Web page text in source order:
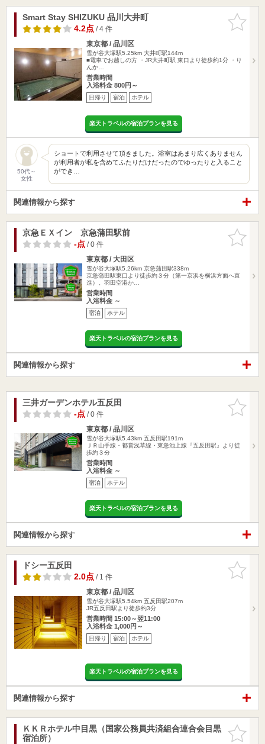
お気に入
りに追加
Smart Stay SHIZUKU 品川大井町
4.2点/ 4 件
東京都 / 品川区
雪が谷大塚駅5.25km 大井町駅144m
■電車でお越しの方 ・JR大井町駅 東口より徒歩約1分 ・り
んか…
営業時間
入浴料金 800円～
日帰り 宿泊 ホテル
楽天トラベルの宿泊プランを見る
50代～
女性
ショートで利用させて頂きました。浴室はあまり広くありません
が利用者が私を含めてふたりだけだったのでゆったりと入ること
ができ…
関連情報から探す
お気に入
りに追加
京急ＥＸイン 京急蒲田駅前
-点/ 0 件
東京都 / 大田区
雪が谷大塚駅5.26km 京急蒲田駅338m
京急蒲田駅東口より徒歩約３分（第一京浜を横浜方面へ直
進）。羽田空港か…
営業時間
入浴料金 ～
宿泊 ホテル
楽天トラベルの宿泊プランを見る
関連情報から探す
お気に入
りに追加
三井ガーデンホテル五反田
-点/ 0 件
東京都 / 品川区
雪が谷大塚駅5.43km 五反田駅191m
ＪＲ山手線・都営浅草線・東急池上線『五反田駅』より徒
歩約３分
営業時間
入浴料金 ～
宿泊 ホテル
楽天トラベルの宿泊プランを見る
関連情報から探す
お気に入
りに追加
ドシー五反田
2.0点/ 1 件
東京都 / 品川区
雪が谷大塚駅5.54km 五反田駅207m
JR五反田駅より徒歩約3分
営業時間 15:00～翌11:00
入浴料金 1,000円～
日帰り 宿泊 ホテル
楽天トラベルの宿泊プランを見る
関連情報から探す
お気に入
りに追加
ＫＫＲホテル中目黒（国家公務員共済組合連合会目黒
宿泊所）